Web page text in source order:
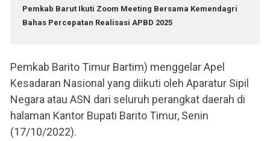
Pemkab Barut Ikuti Zoom Meeting Bersama Kemendagri
Bahas Percepatan Realisasi APBD 2025
Pemkab Barito Timur Bartim) menggelar Apel
Kesadaran Nasional yang diikuti oleh Aparatur Sipil
Negara atau ASN dari seluruh perangkat daerah di
halaman Kantor Bupati Barito Timur, Senin
(17/10/2022).